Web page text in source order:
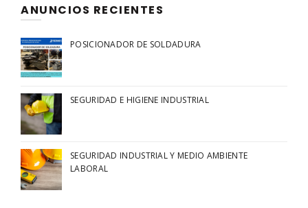
ANUNCIOS RECIENTES
POSICIONADOR DE SOLDADURA
SEGURIDAD E HIGIENE INDUSTRIAL
SEGURIDAD INDUSTRIAL Y MEDIO AMBIENTE
LABORAL